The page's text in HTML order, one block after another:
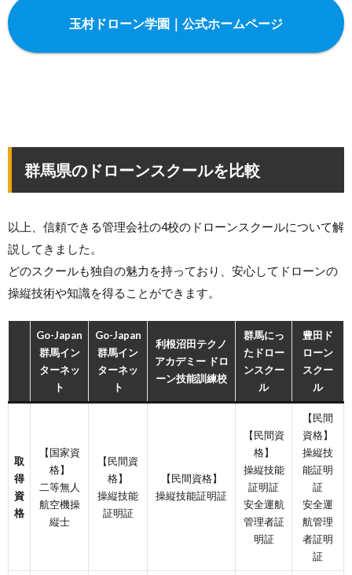
玉村ドローン学園｜公式ホームページ
群馬県のドローンスクールを比較
以上、信頼できる管理会社の4校のドローンスクールについて解
説してきました。
どのスクールも独自の魅力を持っており、安心してドローンの
操縦技術や知識を得ることができます。
Go-Japan
群馬イン
ターネッ
ト
Go-Japan
群馬イン
ターネッ
ト
利根沼田テクノ
アカデミー ドロ
ーン技能訓練校
群馬にっ
たドロー
ンスクー
ル
豊田ド
ローン
スクー
ル
取
得
資
格
【国家資
格】
二等無人
航空機操
縦士
【民間資
格】
操縦技能
証明証
【民間資格】
操縦技能証明証
【民間資
格】
操縦技能
証明証
安全運航
管理者証
明証
【民間
資格】
操縦技
能証明
証
安全運
航管理
者証明
証